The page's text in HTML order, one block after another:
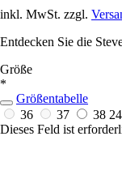
inkl. MwSt. zzgl.
Entdecken Sie die
Größe
*
Größentabelle
36
37 38
Dieses Feld ist